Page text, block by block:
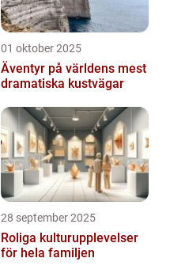
01 oktober 2025
Äventyr på världens mest
dramatiska kustvägar
28 september 2025
Roliga kulturupplevelser
för hela familjen